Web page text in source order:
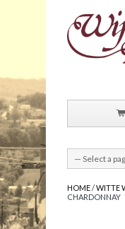
HOME/WITTE
CHARDONNAY